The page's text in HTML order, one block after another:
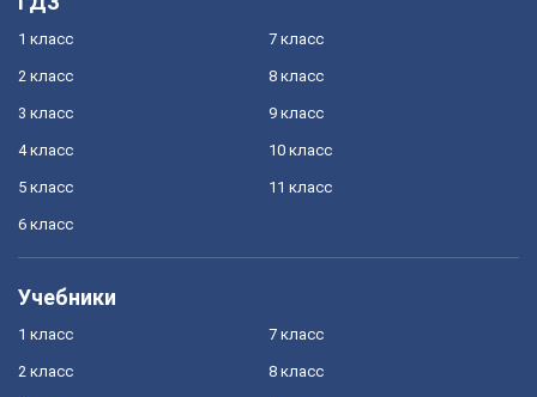
1 класс
2 класс
3 класс
4 класс
5 класс
6 класс
7 класс
8 класс
9 класс
10 класс
11 класс
Учебники
1 класс
2 класс
7 класс
8 класс